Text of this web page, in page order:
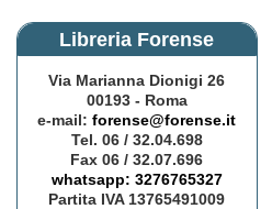
Libreria Forense
Via Marianna Dionigi 26
00193 - Roma
e-mail:forense@forense.it
Tel. 06 / 32.04.698
Fax 06 / 32.07.696
whatsapp: 3276765327
Partita IVA 13765491009